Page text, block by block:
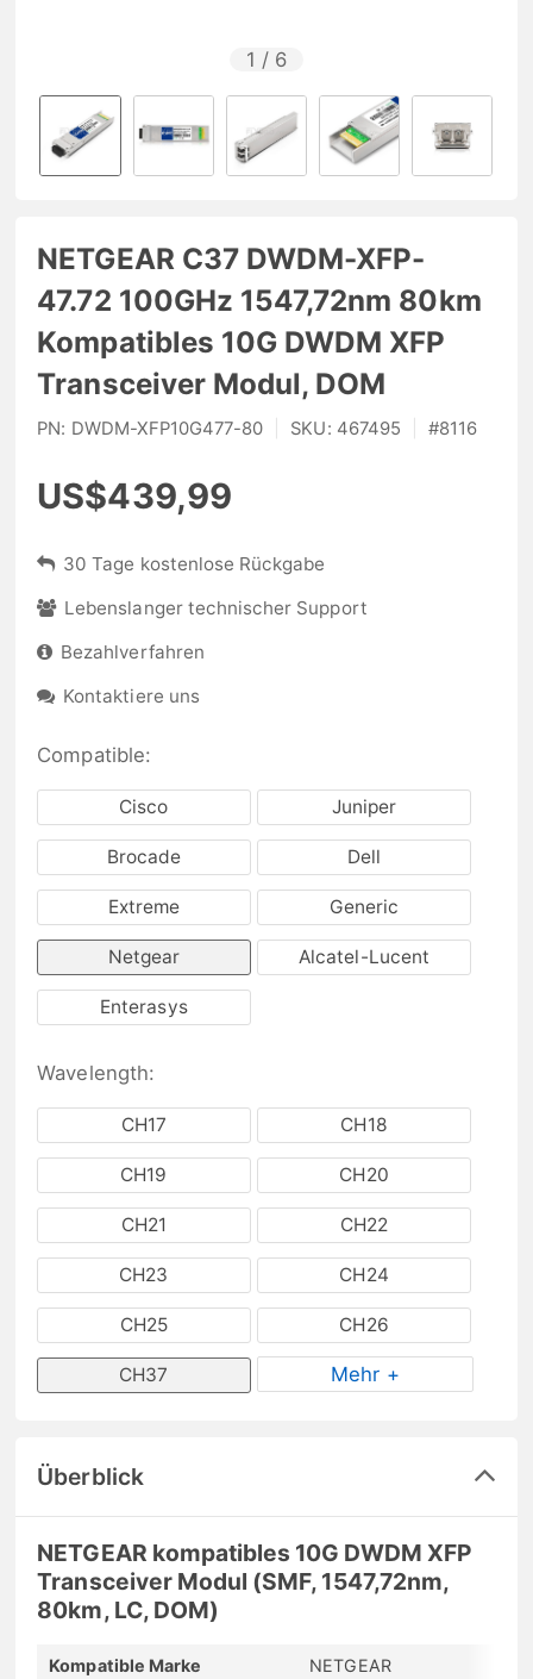
1 / 6
NETGEAR C37 DWDM-XFP-
47.72 100GHz 1547,72nm 80km
Kompatibles 10G DWDM XFP
Transceiver Modul, DOM
PN: DWDM-XFP10G477-80 SKU: 467495 #8116
US$439,99
30 Tage kostenlose Rückgabe
Lebenslanger technischer Support
Bezahlverfahren
Kontaktiere uns
Compatible:
Cisco Juniper
Brocade Dell
Extreme Generic
Netgear Alcatel-Lucent
Enterasys
Wavelength:
CH17 CH18
CH19 CH20
CH21 CH22
CH23 CH24
CH25 CH26
CH37 Mehr +
Überblick
NETGEAR kompatibles 10G DWDM XFP
Transceiver Modul (SMF, 1547,72nm,
80km, LC, DOM)
Kompatible Marke NETGEAR